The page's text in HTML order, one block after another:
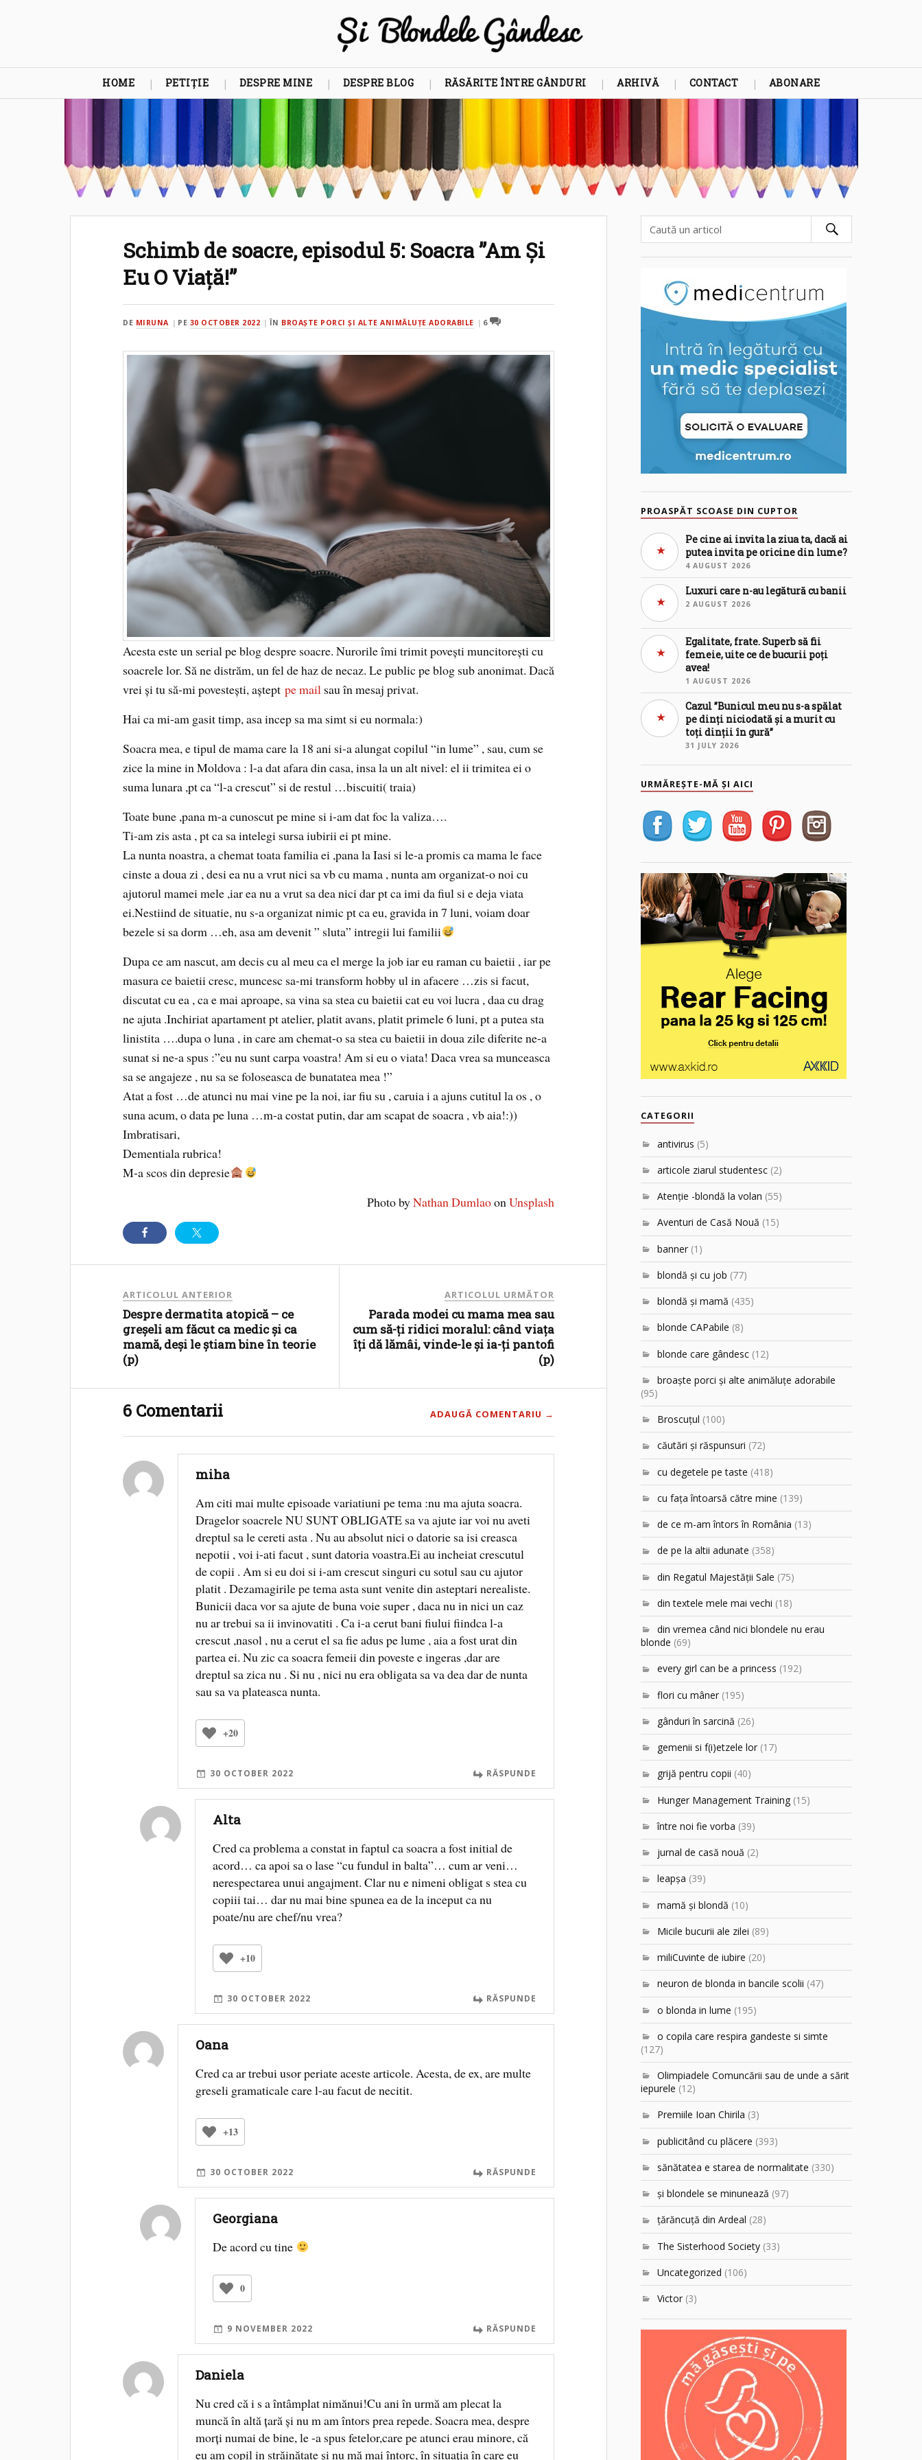
HOME PETIȚIE DESPRE MINE DESPRE BLOG RĂSĂRITE ÎNTRE GÂNDURI ARHIVĂ CONTACT ABONARE
Schimb de soacre, episodul 5: Soacra ”Am Și
Eu O Viață!”
DE MIRUNA PE 30 OCTOBER 2022 ÎN BROAŞTE PORCI ŞI ALTE ANIMĂLUŢE ADORABILE 6
Acesta este un serial pe blog despre soacre. Nurorile îmi trimit povești muncitorești cu
soacrele lor. Să ne distrăm, un fel de haz de necaz. Le public pe blog sub anonimat. Dacă
vrei și tu să-mi povestești, așteptpe mail sau în mesaj privat.
Hai ca mi-am gasit timp, asa incep sa ma simt si eu normala:)
Soacra mea, e tipul de mama care la 18 ani si-a alungat copilul “in lume” , sau, cum se
zice la mine in Moldova : l-a dat afara din casa, insa la un alt nivel: el ii trimitea ei o
suma lunara ,pt ca “l-a crescut” si de restul …biscuiti( traia)
Toate bune ,pana m-a cunoscut pe mine si i-am dat foc la valiza….
Ti-am zis asta , pt ca sa intelegi sursa iubirii ei pt mine.
La nunta noastra, a chemat toata familia ei ,pana la Iasi si le-a promis ca mama le face
cinste a doua zi , desi ea nu a vrut nici sa vb cu mama , nunta am organizat-o noi cu
ajutorul mamei mele ,iar ea nu a vrut sa dea nici dar pt ca imi da fiul si e deja viata
ei.Nestiind de situatie, nu s-a organizat nimic pt ca eu, gravida in 7 luni, voiam doar
bezele si sa dorm …eh, asa am devenit ” sluta” intregii lui familii
Dupa ce am nascut, am decis cu al meu ca el merge la job iar eu raman cu baietii , iar pe
masura ce baietii cresc, muncesc sa-mi transform hobby ul in afacere …zis si facut,
discutat cu ea , ca e mai aproape, sa vina sa stea cu baietii cat eu voi lucra , daa cu drag
ne ajuta .Inchiriat apartament pt atelier, platit avans, platit primele 6 luni, pt a putea sta
linistita ….dupa o luna , in care am chemat-o sa stea cu baietii in doua zile diferite ne-a
sunat si ne-a spus :”eu nu sunt carpa voastra! Am si eu o viata! Daca vrea sa munceasca
sa se angajeze , nu sa se foloseasca de bunatatea mea !”
Atat a fost …de atunci nu mai vine pe la noi, iar fiu su , caruia i a ajuns cutitul la os , o
suna acum, o data pe luna …m-a costat putin, dar am scapat de soacra , vb aia!:))
Imbratisari,
Dementiala rubrica!
M-a scos din depresie
Photo byNathan DumlaoonUnsplash
ARTICOLUL ANTERIOR
Despre dermatita atopică – ce
greșeli am făcut ca medic și ca
mamă, deși le știam bine în teorie
(p)
ARTICOLUL URMĂTOR
Parada modei cu mama mea sau
cum să-ți ridici moralul: când viața
îți dă lămâi, vinde-le și ia-ți pantofi
(p)
6 Comentarii ADAUGĂ COMENTARIU →
miha
Am citi mai multe episoade variatiuni pe tema :nu ma ajuta soacra.
Dragelor soacrele NU SUNT OBLIGATE sa va ajute iar voi nu aveti
dreptul sa le cereti asta . Nu au absolut nici o datorie sa isi creasca
nepotii , voi i-ati facut , sunt datoria voastra.Ei au incheiat crescutul
de copii . Am si eu doi si i-am crescut singuri cu sotul sau cu ajutor
platit . Dezamagirile pe tema asta sunt venite din asteptari nerealiste.
Bunicii daca vor sa ajute de buna voie super , daca nu in nici un caz
nu ar trebui sa ii invinovatiti . Ca i-a cerut bani fiului fiindca l-a
crescut ,nasol , nu a cerut el sa fie adus pe lume , aia a fost urat din
partea ei. Nu zic ca soacra femeii din poveste e ingeras ,dar are
dreptul sa zica nu . Si nu , nici nu era obligata sa va dea dar de nunta
sau sa va plateasca nunta.
+20
30 OCTOBER 2022 RĂSPUNDE
Alta
Cred ca problema a constat in faptul ca soacra a fost initial de
acord… ca apoi sa o lase “cu fundul in balta”… cum ar veni…
nerespectarea unui angajment. Clar nu e nimeni obligat s stea cu
copiii tai… dar nu mai bine spunea ea de la inceput ca nu
poate/nu are chef/nu vrea?
+10
30 OCTOBER 2022 RĂSPUNDE
Oana
Cred ca ar trebui usor periate aceste articole. Acesta, de ex, are multe
greseli gramaticale care l-au facut de necitit.
+13
30 OCTOBER 2022 RĂSPUNDE
Georgiana
De acord cu tine
0
9 NOVEMBER 2022 RĂSPUNDE
Daniela
Nu cred că i s a întâmplat nimănui!Cu ani în urmă am plecat la
muncă în altă țară și nu m am întors prea repede. Soacra mea, despre
morți numai de bine, le -a spus fetelor,care pe atunci erau minore, că
eu am copil in străinătate și nu mă mai întorc, în situația în care eu
PROASPĂT SCOASE DIN CUPTOR
Pe cine ai invita la ziua ta, dacă ai
putea invita pe oricine din lume?
4 AUGUST 2026
Luxuri care n-au legătură cu banii
2 AUGUST 2026
Egalitate, frate. Superb să fii
femeie, uite ce de bucurii poți
avea!
1 AUGUST 2026
Cazul ”Bunicul meu nu s-a spălat
pe dinți niciodată și a murit cu
toți dinții în gură”
31 JULY 2026
URMĂREȘTE-MĂ ȘI AICI
CATEGORII
antivirus (5)
articole ziarul studentesc (2)
Atenţie -blondă la volan (55)
Aventuri de Casă Nouă (15)
banner (1)
blondă şi cu job (77)
blondă şi mamă (435)
blonde CAPabile (8)
blonde care gândesc (12)
broaşte porci şi alte animăluţe adorabile
(95)
Broscuțul (100)
căutări şi răspunsuri (72)
cu degetele pe taste (418)
cu faţa întoarsă către mine (139)
de ce m-am întors în România (13)
de pe la altii adunate (358)
din Regatul Majestăţii Sale (75)
din textele mele mai vechi (18)
din vremea când nici blondele nu erau
blonde (69)
every girl can be a princess (192)
flori cu mâner (195)
gânduri în sarcină (26)
gemenii si f(i)etzele lor (17)
grijă pentru copii (40)
Hunger Management Training (15)
între noi fie vorba (39)
jurnal de casă nouă (2)
leapşa (39)
mamă şi blondă (10)
Micile bucurii ale zilei (89)
miliCuvinte de iubire (20)
neuron de blonda in bancile scolii (47)
o blonda in lume (195)
o copila care respira gandeste si simte
(127)
Olimpiadele Comuncării sau de unde a sărit
iepurele (12)
Premiile Ioan Chirila (3)
publicitând cu plăcere (393)
sănătatea e starea de normalitate (330)
şi blondele se minunează (97)
ţărăncuţă din Ardeal (28)
The Sisterhood Society (33)
Uncategorized (106)
Victor (3)